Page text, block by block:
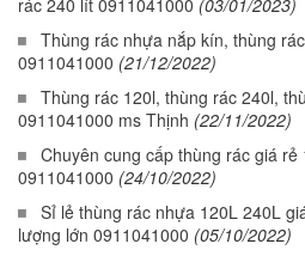
rác 240 lít 0911041000 (03/01/2023)
Thùng rác nhựa nắp kín, thùng
0911041000 (21/12/2022)
Thùng rác 120l, thùng rác 240l,
0911041000 ms Thịnh (22/11/2022)
Chuyên cung cấp thùng rác giá rẻ
0911041000 (24/10/2022)
Sỉ lẻ thùng rác nhựa 120L 240L
lượng lớn 0911041000 (05/10/2022)